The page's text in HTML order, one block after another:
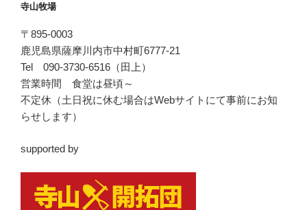
寺山牧場
〒895-0003
鹿児島県薩摩川内市中村町6777-21
Tel 090-3730-6516（田上）
営業時間 食堂は昼頃～
不定休（土日祝に休む場合はWebサイトにて事前にお知
らせします）
supported by